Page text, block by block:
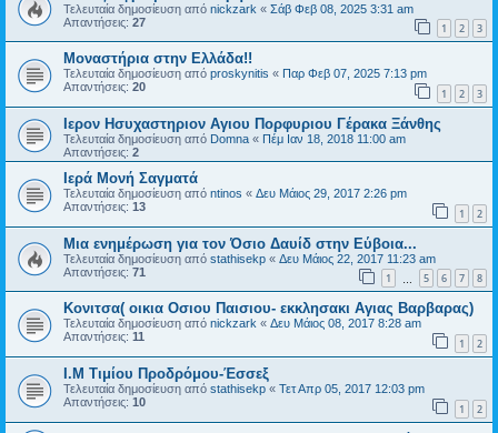
Τελευταία δημοσίευση από nickzark « Σάβ Φεβ 08, 2025 3:31 am
Απαντήσεις: 27 1 2 3
Μοναστήρια στην Ελλάδα!!
Τελευταία δημοσίευση από proskynitis « Παρ Φεβ 07, 2025 7:13 pm
Απαντήσεις: 20 1 2 3
Ιερον Ησυχαστηριον Αγιου Πορφυριου Γέρακα Ξάνθης
Τελευταία δημοσίευση από Domna « Πέμ Ιαν 18, 2018 11:00 am
Απαντήσεις: 2
Ιερά Μονή Σαγματά
Τελευταία δημοσίευση από ntinos « Δευ Μάιος 29, 2017 2:26 pm
Απαντήσεις: 13 1 2
Μια ενημέρωση για τον Όσιο Δαυίδ στην Εύβοια...
Τελευταία δημοσίευση από stathisekp « Δευ Μάιος 22, 2017 11:23 am
Απαντήσεις: 71 1 5 6 7 8
Κονιτσα( οικια Οσιου Παισιου- εκκλησακι Αγιας Βαρβαρας)
Τελευταία δημοσίευση από nickzark « Δευ Μάιος 08, 2017 8:28 am
Απαντήσεις: 11 1 2
Ι.Μ Τιμίου Προδρόμου-Έσσεξ
Τελευταία δημοσίευση από stathisekp « Τετ Απρ 05, 2017 12:03 pm
Απαντήσεις: 10 1 2